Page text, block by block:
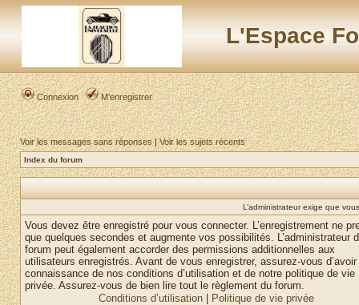
L'Espace
Connexion M’enregistrer
Voir les messages sans réponses|Voir les sujets récents
Index du forum
L’administrateur exige que
Vous devez être enregistré pour vous connecter. L’enregistrement ne
que quelques secondes et augmente vos possibilités. L’administrateur
forum peut également accorder des permissions additionnelles aux
utilisateurs enregistrés. Avant de vous enregistrer, assurez-vous
connaissance de nos conditions d’utilisation et de notre politique de vie
privée. Assurez-vous de bien lire tout le règlement du forum.
Conditions d’utilisation
Politique de vie privée